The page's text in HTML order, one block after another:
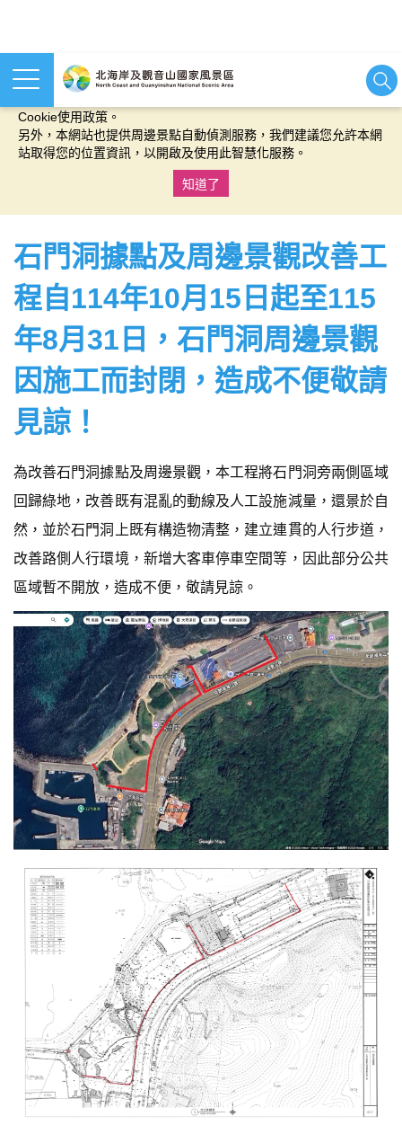
本網站使用cookies等相關技術以持續優化網站服務，並有助於為
Cookie使用政策。
另外，本網站也提供周邊景點自動偵測服務，我們建議您允許本網
站取得您的位置資訊，以開啟及使用此智慧化服務。
知道了
石門洞據點及周邊景觀改善工
程自114年10月15日起至115
年8月31日，石門洞周邊景觀
因施工而封閉，造成不便敬請
見諒！
為改善石門洞據點及周邊景觀，本工程將石門洞旁兩側區域
回歸綠地，改善既有混亂的動線及人工設施減量，還景於自
然，並於石門洞上既有構造物清整，建立連貫的人行步道，
改善路側人行環境，新增大客車停車空間等，因此部分公共
區域暫不開放，造成不便，敬請見諒。